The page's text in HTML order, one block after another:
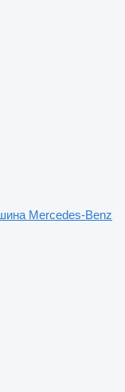
Mercedes-Benz